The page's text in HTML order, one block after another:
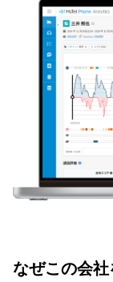
なぜこの会